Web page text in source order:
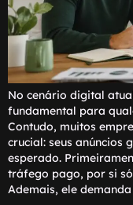
No cenário digital
fundamental para
Contudo, muitos
crucial: seus anúncios
esperado.
tráfego pago, por si
Ademais, ele